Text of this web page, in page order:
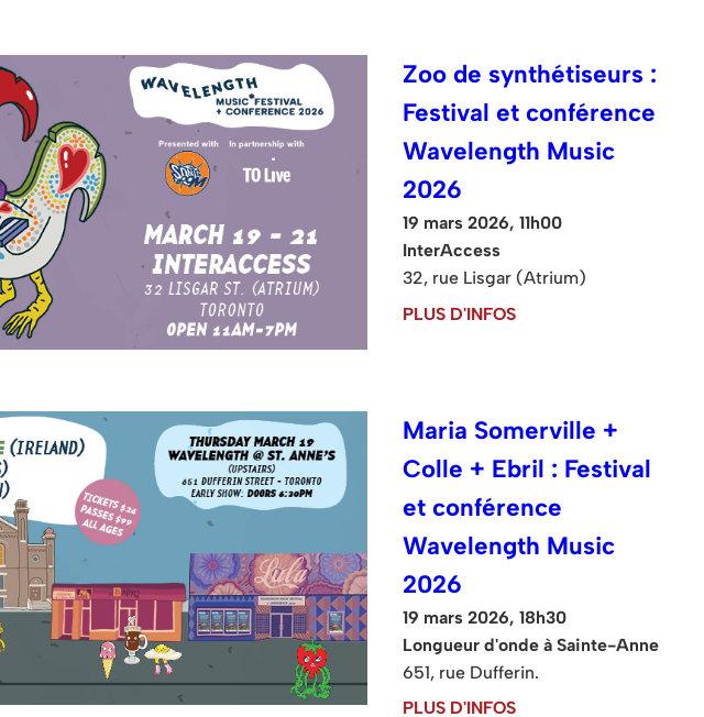
Zoo de synthétiseurs :
Festival et conférence
Wavelength Music
2026
19 mars 2026, 11h00
InterAccess
32, rue Lisgar (Atrium)
PLUS D'INFOS
Maria Somerville +
Colle + Ebril : Festival
et conférence
Wavelength Music
2026
19 mars 2026, 18h30
Longueur d'onde à Sainte-Anne
651, rue Dufferin.
PLUS D'INFOS